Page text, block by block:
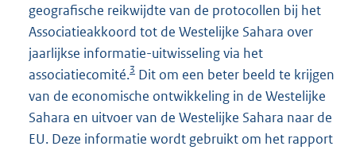
geografische reikwijdte van de protocollen bij het
Associatieakkoord tot de Westelijke Sahara over
jaarlijkse informatie-uitwisseling via het
associatiecomité.3 Dit om een beter beeld te krijgen
van de economische ontwikkeling in de Westelijke
Sahara en uitvoer van de Westelijke Sahara naar de
EU. Deze informatie wordt gebruikt om het rapport